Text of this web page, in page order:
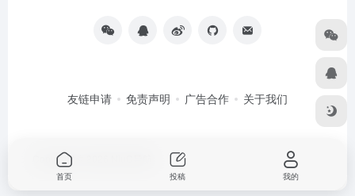
友链申请 免责声明 广告合作 关于我们
Copyright © 2026
首页 投稿 我的